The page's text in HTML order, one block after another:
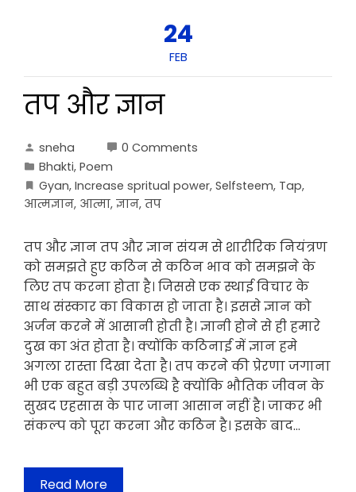
24
FEB
तप और ज्ञान
sneha
0 Comments
Bhakti, Poem
Gyan, Increase spritual power, Selfsteem, Tap,
आत्मज्ञान, आत्मा, ज्ञान, तप
तप और ज्ञान तप और ज्ञान संयम से शारीरिक नियंत्रण
को समझते हुए कठिन से कठिन भाव को समझने के
लिए तप करना होता है। जिससे एक स्थाई विचार के
साथ संस्कार का विकास हो जाता है। इससे ज्ञान को
अर्जन करने में आसानी होती है। ज्ञानी होने से ही हमारे
दुख का अंत होता है। क्योंकि कठिनाई में ज्ञान हमे
अगला रास्ता दिखा देता है। तप करने की प्रेरणा जगाना
भी एक बहुत बड़ी उपलब्धि है क्योंकि भौतिक जीवन के
सुखद एहसास के पार जाना आसान नहीं है। जाकर भी
संकल्प को पूरा करना और कठिन है। इसके बाद…
Read More